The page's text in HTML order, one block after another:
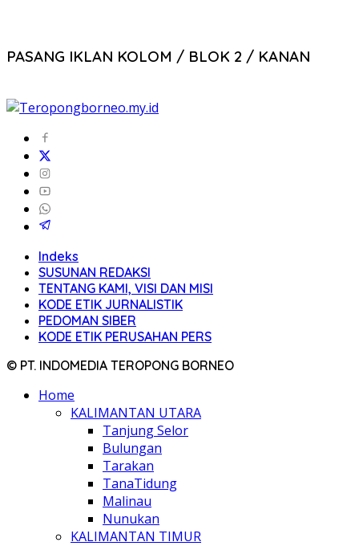
PASANG IKLAN KOLOM / BLOK 2 / KANAN
Indeks
SUSUNAN REDAKSI
TENTANG KAMI, VISI DAN MISI
KODE ETIK JURNALISTIK
PEDOMAN SIBER
KODE ETIK PERUSAHAN PERS
© PT. INDOMEDIA TEROPONG BORNEO
Home
KALIMANTAN UTARA
Tanjung Selor
Bulungan
Tarakan
TanaTidung
Malinau
Nunukan
KALIMANTAN TIMUR